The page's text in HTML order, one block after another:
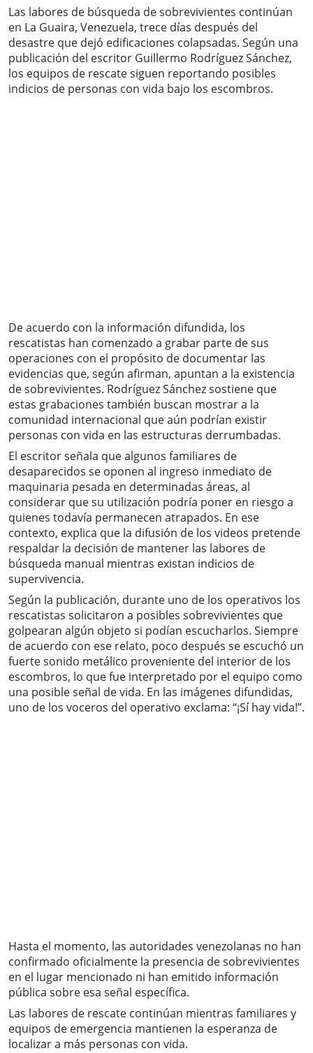
Las labores de búsqueda de sobrevivientes continúan
en La Guaira, Venezuela, trece días después del
desastre que dejó edificaciones colapsadas. Según una
publicación del escritor Guillermo Rodríguez Sánchez,
los equipos de rescate siguen reportando posibles
indicios de personas con vida bajo los escombros.
De acuerdo con la información difundida, los
rescatistas han comenzado a grabar parte de sus
operaciones con el propósito de documentar las
evidencias que, según afirman, apuntan a la existencia
de sobrevivientes. Rodríguez Sánchez sostiene que
estas grabaciones también buscan mostrar a la
comunidad internacional que aún podrían existir
personas con vida en las estructuras derrumbadas.
El escritor señala que algunos familiares de
desaparecidos se oponen al ingreso inmediato de
maquinaria pesada en determinadas áreas, al
considerar que su utilización podría poner en riesgo a
quienes todavía permanecen atrapados. En ese
contexto, explica que la difusión de los videos pretende
respaldar la decisión de mantener las labores de
búsqueda manual mientras existan indicios de
supervivencia.
Según la publicación, durante uno de los operativos los
rescatistas solicitaron a posibles sobrevivientes que
golpearan algún objeto si podían escucharlos. Siempre
de acuerdo con ese relato, poco después se escuchó un
fuerte sonido metálico proveniente del interior de los
escombros, lo que fue interpretado por el equipo como
una posible señal de vida. En las imágenes difundidas,
uno de los voceros del operativo exclama: “¡Sí hay vida!”.
Hasta el momento, las autoridades venezolanas no han
confirmado oficialmente la presencia de sobrevivientes
en el lugar mencionado ni han emitido información
pública sobre esa señal específica.
Las labores de rescate continúan mientras familiares y
equipos de emergencia mantienen la esperanza de
localizar a más personas con vida.